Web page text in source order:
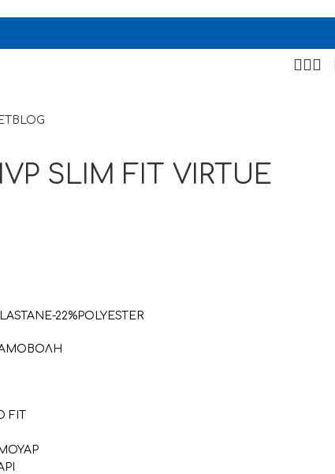
BLOG
SLIM FIT VIRTUE
22%POLYESTER
ΑΜΟΒΟΛΗ
FIT